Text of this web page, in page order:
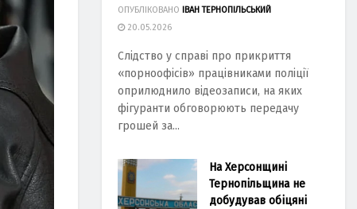
ОПУБЛІКОВАНО
ІВАН ТЕРНОПІЛЬСЬКИЙ
20.05.2026
Слідство у справі про прикриття
«порноофісів» працівниками поліції
оприлюднило відеозаписи, на яких
фігуранти обговорюють передачу
грошей за...
На Херсонщині
Тернопільщина не
добудував обіцяні